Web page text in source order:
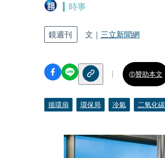
時事
鏡週刊 文｜ 三立新聞網
贊助本文
循環扇 環保局 冷氣 二氧化碳